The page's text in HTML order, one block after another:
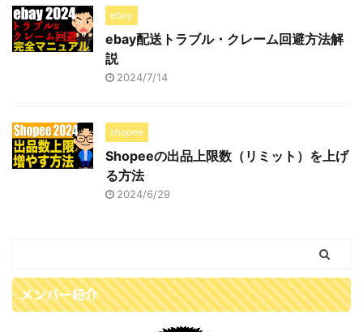
ebay
ebay配送トラブル・クレーム回避方法解
説
2024/7/14
shopee
Shopeeの出品上限数（リミット）を上げ
る方法
2024/6/29
メンバー紹介